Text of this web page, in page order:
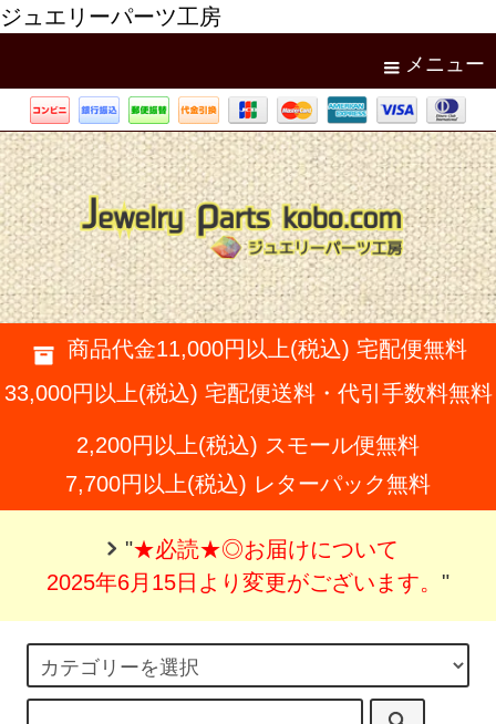
ジュエリーパーツ工房
メニュー
商品代金11,000円以上(税込) 宅配便無料
33,000円以上(税込) 宅配便送料・代引手数料無料
2,200円以上(税込) スモール便無料
7,700円以上(税込) レターパック無料
"★必読★◎お届けについて
2025年6月15日より変更がございます。 "